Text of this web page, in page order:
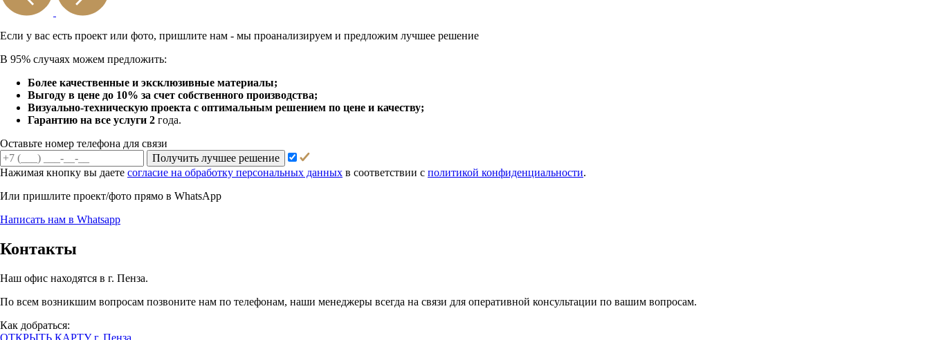
Если у вас есть проект или фото, пришлите нам - мы проанализируем и предложим лучшее решение
В 95% случаях можем предложить:
Более качественные и эксклюзивные материалы;
Выгоду в цене до 10% за счет собственного производства;
Визуально-техническую проекта с оптимальным решением по цене и качеству;
Гарантию на все услуги 2 года.
Оставьте номер телефона для связи
Получить лучшее решение
Нажимая кнопку вы даете согласие на обработку персональных данных в соответствии с политикой конфиденциальности.
Или пришлите проект/фото прямо в WhatsApp
Написать нам в Whatsapp
Контакты
Наш офис находятся в г. Пенза.
По всем возникшим вопросам позвоните нам по телефонам, наши менеджеры всегда на связи для оперативной консультации по вашим вопросам.
Как добраться:
ОТКРЫТЬ КАРТУ г. Пенза